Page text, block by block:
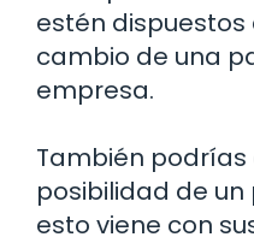
estén
cambio de una
empresa.
También
posibilidad de
esto viene con